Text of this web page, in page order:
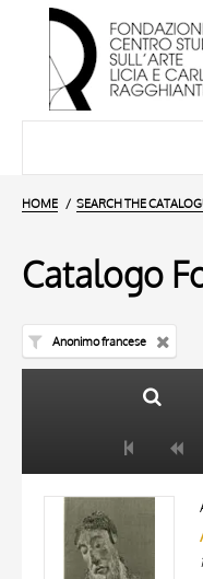
HOME SEARCH THE
Catalogo
Anonimo francese